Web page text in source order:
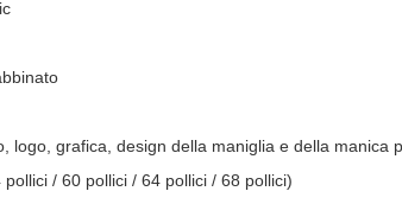
logo, grafica, design della maniglia e della manica
/ 60 pollici / 64 pollici / 68 pollici)